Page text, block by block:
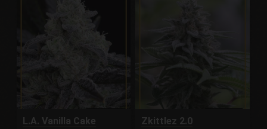
L.A. Vanilla Cake Zkittlez 2.0